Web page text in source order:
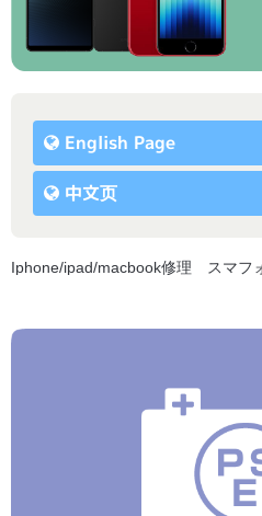
English Page
中文页
Iphone/ipad/macbook修理 スマフ